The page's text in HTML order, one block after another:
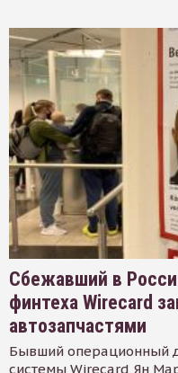
Сбежавший в
финтеха Wirecard
автозапчастями
Бывший операционный
системы Wirecard Ян